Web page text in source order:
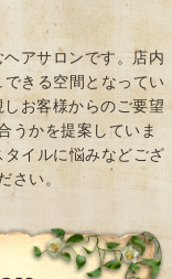
アサロンです。店内
きる空間となってい
お客様からのご要望
うかを提案していま
イルに悩みなどござ
さい。